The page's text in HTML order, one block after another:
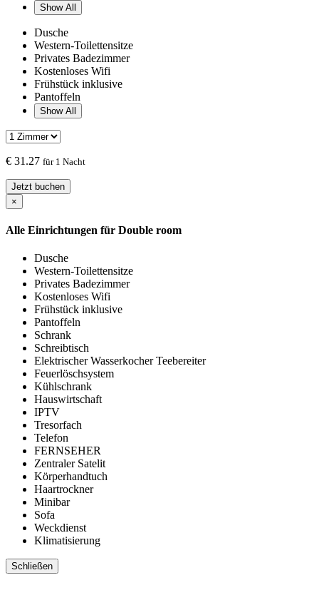
Show All
Dusche
Western-Toilettensitze
Privates Badezimmer
Kostenloses Wifi
Frühstück inklusive
Pantoffeln
Show All
€ 31.27 für 1 Nacht
Jetzt buchen
×
Alle Einrichtungen für Double room
Dusche
Western-Toilettensitze
Privates Badezimmer
Kostenloses Wifi
Frühstück inklusive
Pantoffeln
Schrank
Schreibtisch
Elektrischer Wasserkocher Teebereiter
Feuerlöschsystem
Kühlschrank
Hauswirtschaft
IPTV
Tresorfach
Telefon
FERNSEHER
Zentraler Satelit
Körperhandtuch
Haartrockner
Minibar
Sofa
Weckdienst
Klimatisierung
Schließen